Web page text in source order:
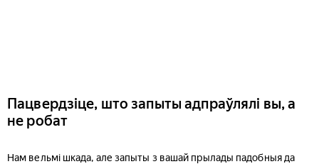
Пацвердзіце, што запыты адпраўлялі вы, а
не робат
Нам вельмі шкада, але запыты з вашай прылады падобныя да